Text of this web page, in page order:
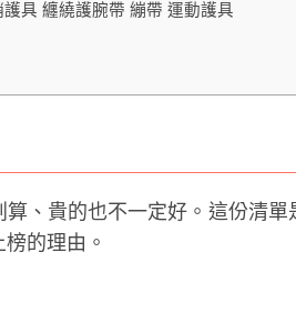
具 纏繞護腕帶 繃帶 運動護具
、貴的也不一定好。這份清單
的理由。